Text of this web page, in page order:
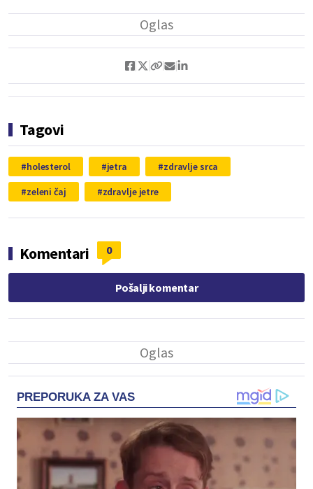
Tagovi
holesterol jetra
zdravlje srca
zeleni čaj
zdravlje jetre
Komentari 0
Pošalji komentar
PREPORUKA ZA VAS